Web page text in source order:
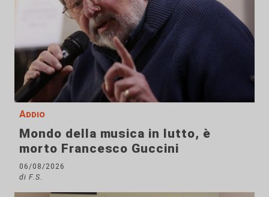
Addio
Mondo della musica in lutto, è
morto Francesco Guccini
06/08/2026
di F.S.